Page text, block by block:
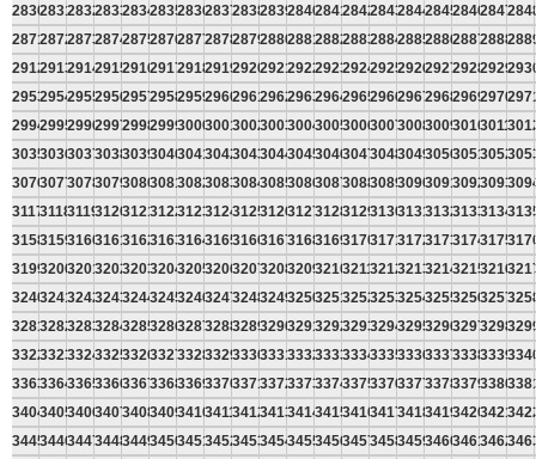
283028312832283328342835283628372838283928402841284228432844284528462847
287128722873287428752876287728782879288028812882288328842885288628872888
291229132914291529162917291829192920292129222923292429252926292729282929
295329542955295629572958295929602961296229632964296529662967296829692970
299429952996299729982999300030013002300330043005300630073008300930103011
303530363037303830393040304130423043304430453046304730483049305030513052
307630773078307930803081308230833084308530863087308830893090309130923093
311731183119312031213122312331243125312631273128312931303131313231333134
315831593160316131623163316431653166316731683169317031713172317331743175
319932003201320232033204320532063207320832093210321132123213321432153216
324032413242324332443245324632473248324932503251325232533254325532563257
328132823283328432853286328732883289329032913292329332943295329632973298
332233233324332533263327332833293330333133323333333433353336333733383339
336333643365336633673368336933703371337233733374337533763377337833793380
340434053406340734083409341034113412341334143415341634173418341934203421
344534463447344834493450345134523453345434553456345734583459346034613462